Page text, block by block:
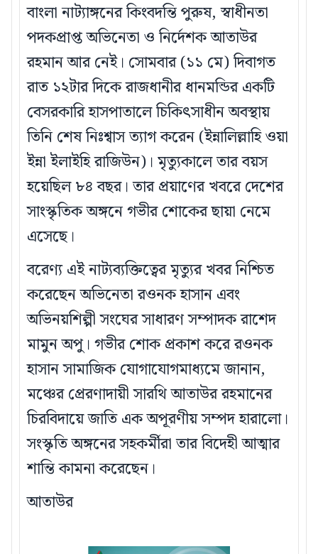
বাংলা নাট্যাঙ্গনের কিংবদন্তি পুরুষ, স্বাধীনতা
পদকপ্রাপ্ত অভিনেতা ও নির্দেশক আতাউর
রহমান আর নেই। সোমবার (১১ মে) দিবাগত
রাত ১২টার দিকে রাজধানীর ধানমন্ডির একটি
বেসরকারি হাসপাতালে চিকিৎসাধীন অবস্থায়
তিনি শেষ নিঃশ্বাস ত্যাগ করেন (ইন্নালিল্লাহি ওয়া
ইন্না ইলাইহি রাজিউন)। মৃত্যুকালে তার বয়স
হয়েছিল ৮৪ বছর। তার প্রয়াণের খবরে দেশের
সাংস্কৃতিক অঙ্গনে গভীর শোকের ছায়া নেমে
এসেছে।
বরেণ্য এই নাট্যব্যক্তিত্বের মৃত্যুর খবর নিশ্চিত
করেছেন অভিনেতা রওনক হাসান এবং
অভিনয়শিল্পী সংঘের সাধারণ সম্পাদক রাশেদ
মামুন অপু। গভীর শোক প্রকাশ করে রওনক
হাসান সামাজিক যোগাযোগমাধ্যমে জানান,
মঞ্চের প্রেরণাদায়ী সারথি আতাউর রহমানের
চিরবিদায়ে জাতি এক অপূরণীয় সম্পদ হারালো।
সংস্কৃতি অঙ্গনের সহকর্মীরা তার বিদেহী আত্মার
শান্তি কামনা করেছেন।
আতাউর